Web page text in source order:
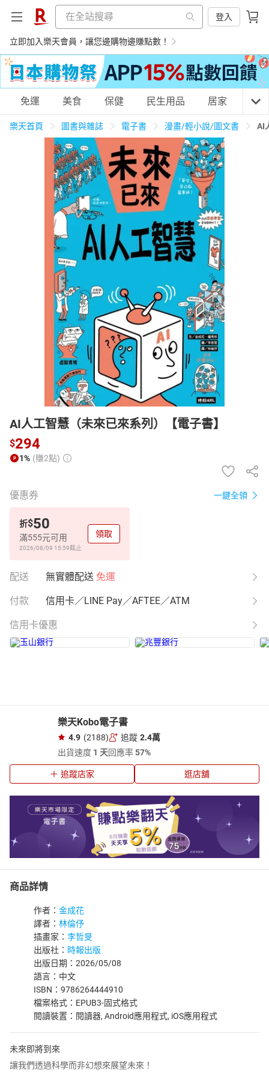
登入
立即加入樂天會員，讓您邊購物邊賺點數！
購物網分類
天天免運 美食蛋糕 養生保健 民生用品
居家生活 3C家電 運動休閒 親子玩具
男裝 化妝保養 情趣用品
日本購物 電子/紙本書
HOT
免運 美食 保健 民生用品 居家 3C
樂天首頁 圖書與雜誌 電子書 漫畫/輕小說/圖文書 AI
AI人工智慧（未來已來系列）【電子書】
$294
1% (賺2點)
優惠券 一鍵全領
折$50
滿555元可用
2026/08/09 15:59截止
領取
配送 無實體配送 免運
付款 信用卡／LINE Pay／AFTEE／ATM
信用卡優惠
樂天Kobo電子書
4.9 (2188) 追蹤 2.4萬
出貨速度 1 天回應率57%
追蹤店家 逛店舖
商品詳情
作者： 金成花
譯者： 林倫伃
插畫家： 李哲旻
出版社： 時報出版
出版日期：2026/05/08
語言：中文
ISBN：9786264444910
檔案格式：EPUB3-固式格式
閱讀裝置：閱讀器, Android應用程式, iOS應用程式
未來即將到來
讓我們透過科學而非幻想來展望未來！